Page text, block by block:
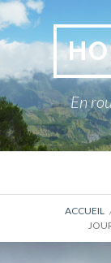
Aller
au
contenu
En
ACCUEIL